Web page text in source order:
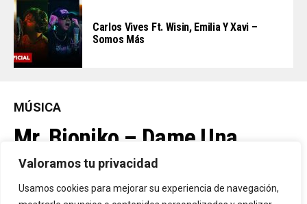
Valoramos tu privacidad
Usamos cookies para mejorar su experiencia de navegación,
Carlos Vives Ft. Wisin, Emilia Y Xavi –
Somos Más
MÚSICA
Mr. Bioniko – Dame Una
Oportunidad
Ya Está En La Calle. "Dame Una Oportunidad"🎬🔥 El Nuevo Nivel